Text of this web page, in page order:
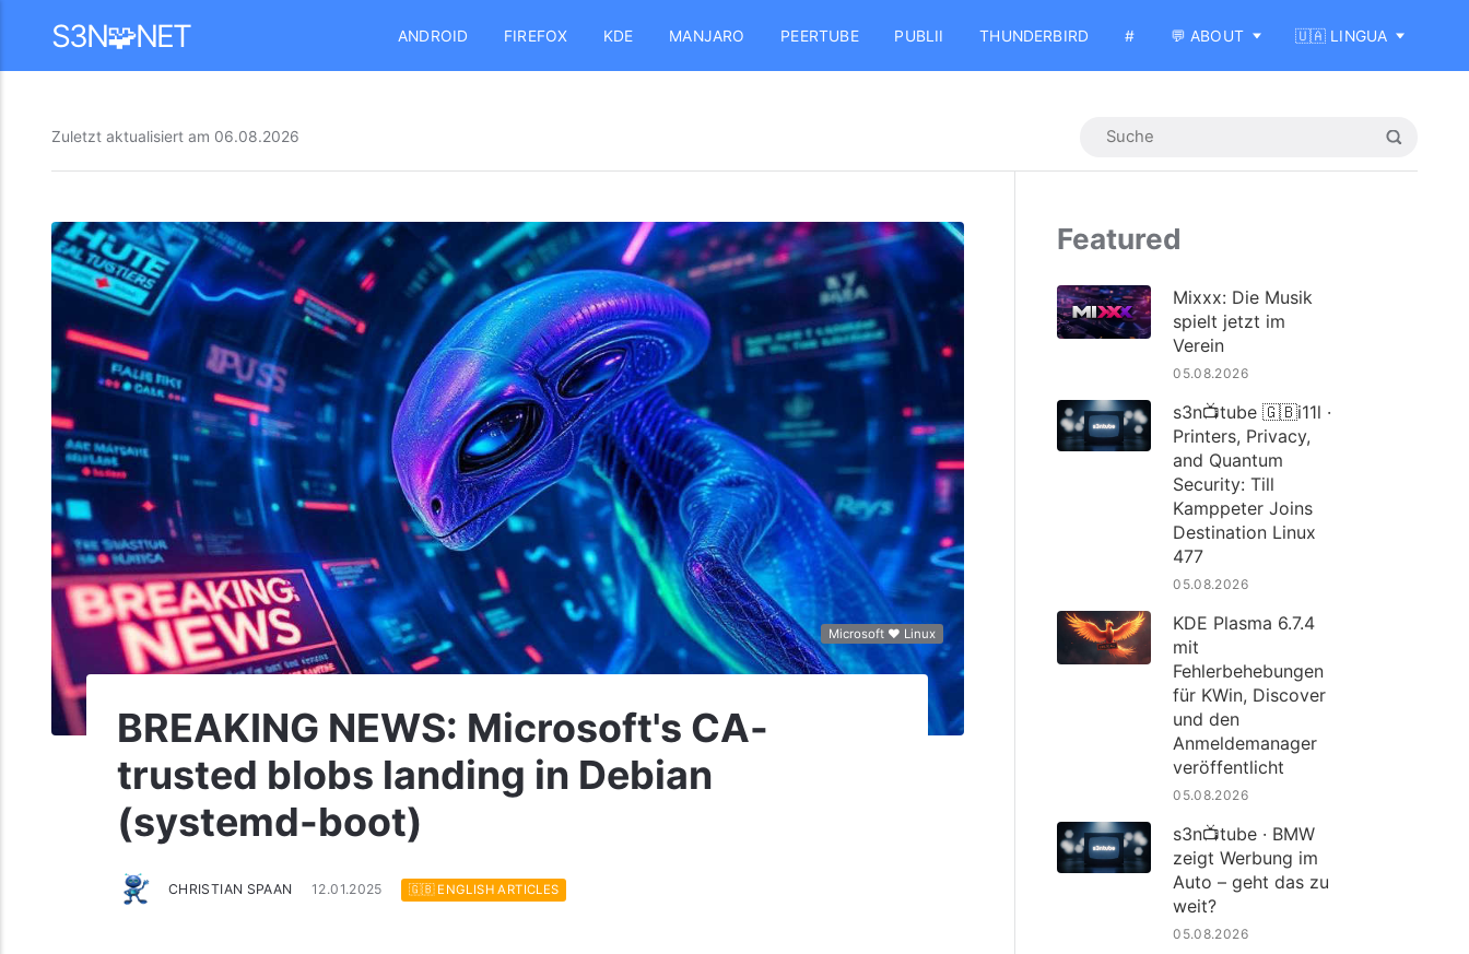
S3N🧩NET ANDROID FIREFOX KDE MANJARO PEERTUBE PUBLII THUNDERBIRD # 💬 ABOUT 🇺🇦 LINGUA
Zuletzt aktualisiert am 06.08.2026
Microsoft ❤️ Linux
BREAKING NEWS: Microsoft's CA-
trusted blobs landing in Debian
(systemd-boot)
CHRISTIAN SPAAN 12.01.2025 🇬🇧 ENGLISH ARTICLES
Featured
Mixxx: Die Musik
spielt jetzt im
Verein
05.08.2026
s3n📺tube 🇬🇧i11l ·
Printers, Privacy,
and Quantum
Security: Till
Kamppeter Joins
Destination Linux
477
05.08.2026
KDE Plasma 6.7.4
mit
Fehlerbehebungen
für KWin, Discover
und den
Anmeldemanager
veröffentlicht
05.08.2026
s3n📺tube · BMW
zeigt Werbung im
Auto – geht das zu
weit?
05.08.2026